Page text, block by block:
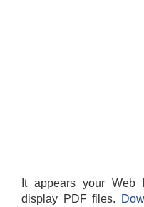
It appears your Web
display PDF files.